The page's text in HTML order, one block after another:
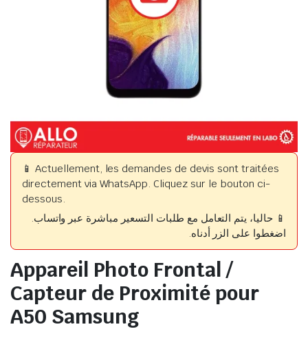
📱 Actuellement, les demandes de devis sont traitées
directement via WhatsApp. Cliquez sur le bouton ci-
dessous.
📱 حاليا، يتم التعامل مع طلبات التسعير مباشرة عبر واتساب.
اضغطوا على الزر أدناه.
Appareil Photo Frontal /
Capteur de Proximité pour
A50 Samsung